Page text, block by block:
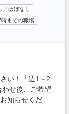
／ほぼなし
時までの職場
い！ └週1～2
知らせくださ